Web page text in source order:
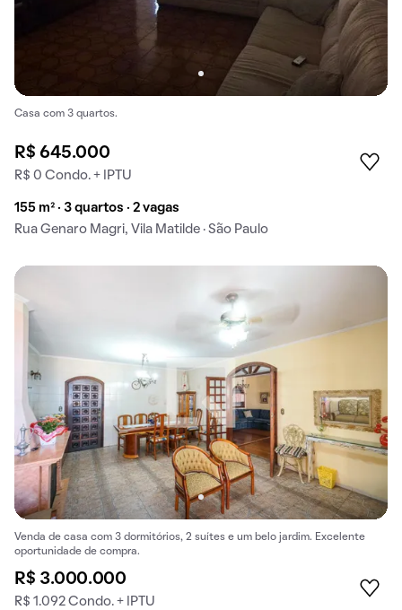
Casa com 3 quartos.
R$ 645.000
R$ 0 Condo. + IPTU
155 m² · 3 quartos · 2 vagas
Rua Genaro Magri, Vila Matilde · São Paulo
Venda de casa com 3 dormitórios, 2 suítes e um belo jardim. Excelente
oportunidade de compra.
R$ 3.000.000
R$ 1.092 Condo. + IPTU